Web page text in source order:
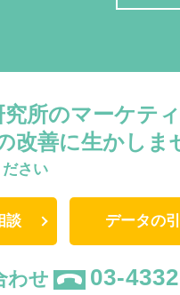
所のマーケテ
改善に生かしま
さい
談 データの
わせ 03-